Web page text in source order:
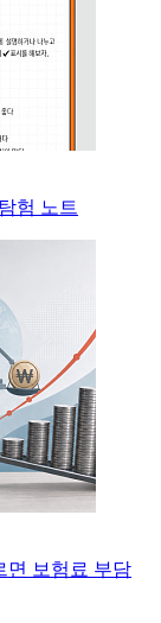
험 노트
면 보험료 부담